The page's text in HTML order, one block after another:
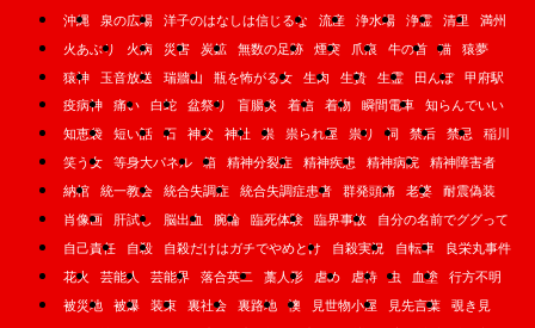
沖縄
泉の広場 洋子のはなしは信じるな 流産 浄水場 浄霊 清里
満州
火あぶり
火病 災害 炭鉱 無数の足跡 煙突 爪痕 牛の首 猫
猿夢
猿神
玉音放送 瑞牆山 瓶を怖がる女 生肉 生贄 生霊 田んぼ
甲府駅
疫病神
痛い 白蛇 盆祭り 盲腸炎 着信 着物 瞬間電車
知らんでいい
知恵袋
短い話 石 神父 神社 祟 祟られ屋 祟り 祠 禁后 禁忌
稲川
笑う女
等身大パネル 箱 精神分裂症 精神疾患 精神病院
精神障害者
納棺
統一教会 統合失調症 統合失調症患者 群発頭痛 老婆
耐震偽装
肖像画
肝試し 脳出血 腕輪 臨死体験 臨界事故
自分の名前でググって
自己責任
自殺 自殺だけはガチでやめとけ 自殺実況 自転車
良栄丸事件
花火
芸能人 芸能界 落合英二 藁人形 虐め 虐待 虫 血塗
行方不明
被災地
被爆 装束 裏社会 裏路地 襖 見世物小屋 見先言葉
覗き見